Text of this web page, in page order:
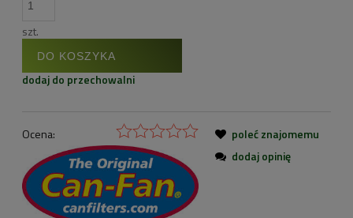
szt.
DO KOSZYKA
dodaj do przechowalni
Ocena:
poleć znajomemu
dodaj opinię